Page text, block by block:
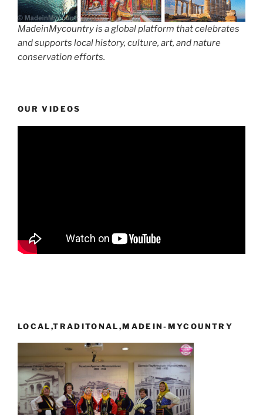
MadeinMycountry is a global platform that celebrates
and supports local history, culture, art, and nature
conservation efforts.
OUR VIDEOS
LOCAL,TRADITONAL,MADEIN-MYCOUNTRY